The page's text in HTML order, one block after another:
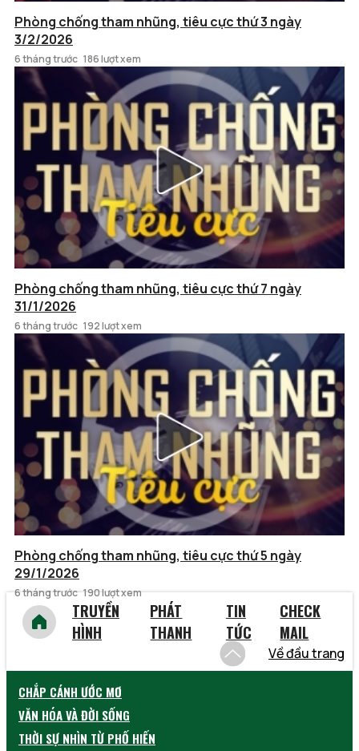
Phòng chống tham nhũng, tiêu cực thứ 3 ngày
3/2/2026
6 tháng trước 186 lượt xem
Phòng chống tham nhũng, tiêu cực thứ 7 ngày
31/1/2026
6 tháng trước 192 lượt xem
Phòng chống tham nhũng, tiêu cực thứ 5 ngày
29/1/2026
6 tháng trước 190 lượt xem
TRUYỀN
HÌNH
PHÁT
THANH
TIN
TỨC
CHECK
MAIL
Về đầu trang
CHẮP CÁNH ƯỚC MƠ
VĂN HÓA VÀ ĐỜI SỐNG
THỜI SỰ NHÌN TỪ PHỐ HIẾN